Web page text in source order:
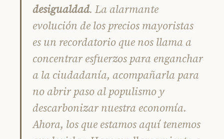
desigualdad. La alarmante
evolución de los precios mayoristas
es un recordatorio que nos llama a
concentrar esfuerzos para enganchar
a la ciudadanía, acompañarla para
no abrir paso al populismo y
descarbonizar nuestra economía.
Ahora, los que estamos aquí tenemos